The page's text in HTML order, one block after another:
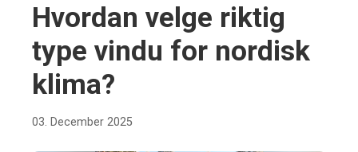
Hvordan velge riktig
type vindu for nordisk
klima?
03. December 2025